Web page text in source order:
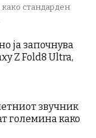
како стандарден
ја започнува
Z Fold8 Ultra,
звучник
големина како